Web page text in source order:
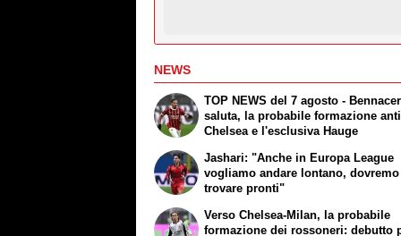
NEWS
TOP NEWS del 7 agosto - Bennacer
saluta, la probabile formazione anti
Chelsea e l'esclusiva Hauge
Jashari: "Anche in Europa League
vogliamo andare lontano,
trovare pronti"
Verso Chelsea-Milan, la probabile
formazione dei rossoneri: debutto